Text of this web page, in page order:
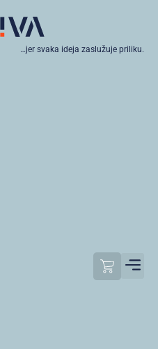
…jer svaka ideja zaslužuje priliku.